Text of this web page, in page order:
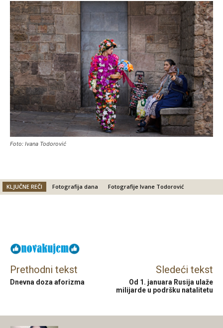
Foto: Ivana Todorović
KLJUČNE REČI Fotografija dana Fotografije Ivane Todorović
Prethodni tekst
Dnevna doza aforizma
Sledeći tekst
Od 1. januara Rusija ulaže
milijarde u podršku natalitetu